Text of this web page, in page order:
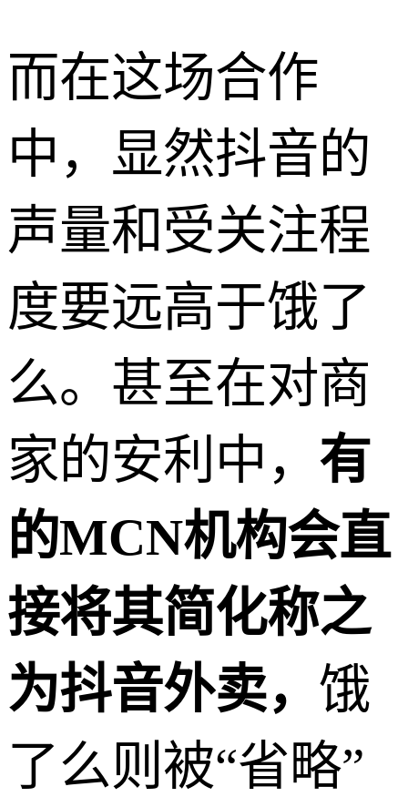
而在这场合作
中，显然抖音的
声量和受关注程
度要远高于饿了
么。甚至在对商
家的安利中， 有
的MCN机构会直
接将其简化称之
为抖音外卖， 饿
了么则被“省略”